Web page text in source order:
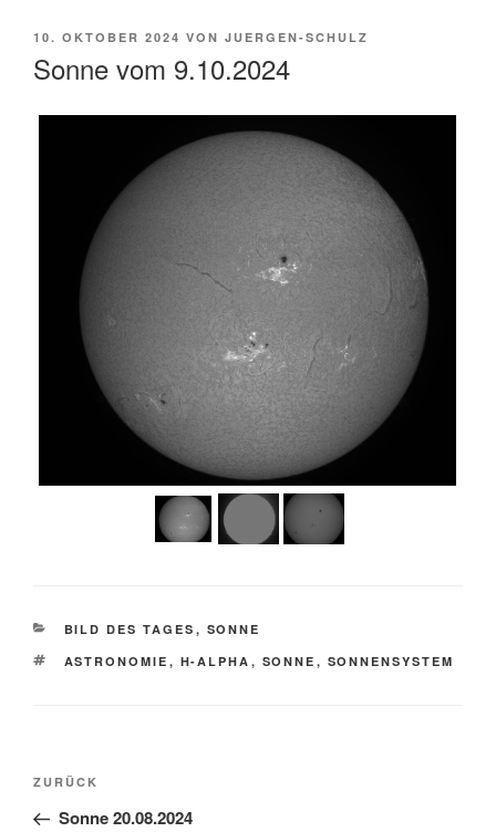
VERÖFFENTLICHT
10. OKTOBER 2024 VON JUERGEN-SCHULZ
Sonne vom 9.10.2024
KATEGORIEN
BILD DES TAGES , SONNE
SCHLAGWÖRTER
ASTRONOMIE , H-ALPHA , SONNE , SONNENSYSTEM
Beitragsnavigation
Vorheriger
Beitrag
ZURÜCK
Sonne 20.08.2024